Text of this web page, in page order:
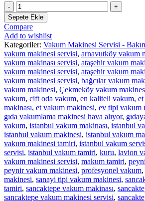
Bakırköy
Vakum
Makinesi
Servisi
adet
Sepete Ekle
Compare
Add to wishlist
Kategoriler: Vakum Makinesi Servisi -
vakum makinesi servisi, arnavutköy vakum
vakum makinası servisi, ataşehir vakum
vakum makinesi servisi, ataşehir vakum
vakum makinesi servisi, bağcılar vakum
vakum makinesi, Çekmeköy vakum
vakum, cift oda vakum, en kaliteli vakum,
makinası, et vakum makinesi, ev tipi vakum
gıda vakumlama makinesi hava alıyor,
vakum, istanbul vakum makinası, istanbul
istanbul vakum makinesi, istanbul vakum
vakum makinesi tamiri, istanbul vakum
servisi, istanbul vakum tamiri, kuru, lavion
vakum makinesi servisi, makum tamiri,
peynir vakum makinesi, profesyonel vakum,
makinesi, sanayi tipi vakum makinesi,
tamiri, sancaktepe vakum makinası,
sancaktepe vakum makinesi servisi,